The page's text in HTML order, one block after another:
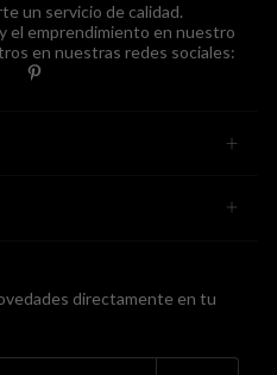
un servicio de calidad.
el emprendimiento en nuestro
en nuestras redes sociales:
directamente en tu